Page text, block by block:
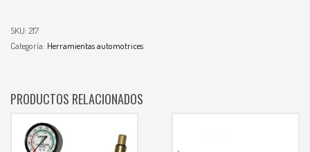
SKU: 217
Categoría: Herramientas automotrices
PRODUCTOS RELACIONADOS